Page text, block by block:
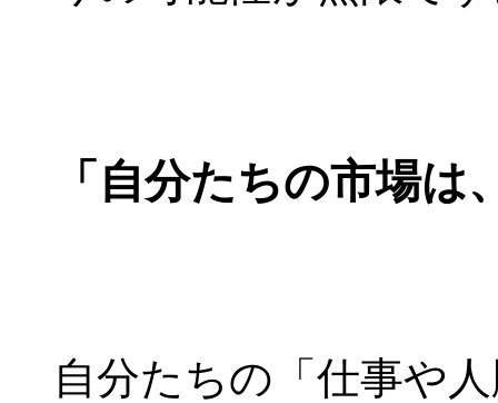
「自分たちの市場
自分たちの「仕事や